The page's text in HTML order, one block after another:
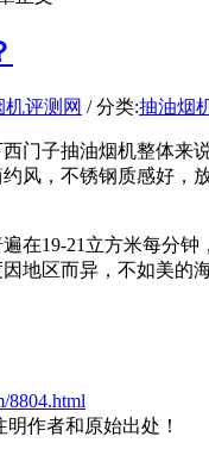
评测网 / 分类:抽油烟
门子抽油烟机整体来
风，不锈钢质感好，
在19-21立方米每分
地区而异，不如美的
8804.html
作者和原始出处！